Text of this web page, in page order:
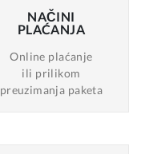
NAČINI
PLAĆANJA
Online plaćanje
ili prilikom
preuzimanja paketa